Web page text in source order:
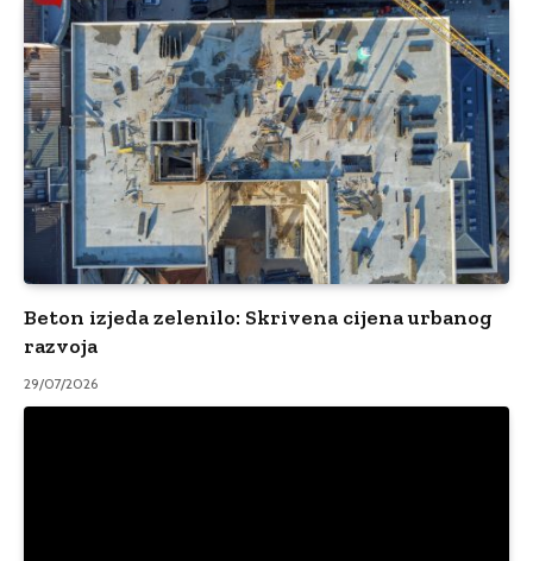
Beton izjeda zelenilo: Skrivena cijena urbanog
razvoja
29/07/2026